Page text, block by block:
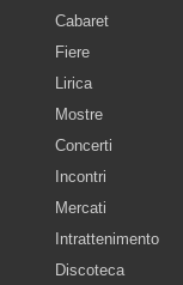
Cabaret
Fiere
Lirica
Mostre
Concerti
Incontri
Mercati
Intrattenimento
Discoteca